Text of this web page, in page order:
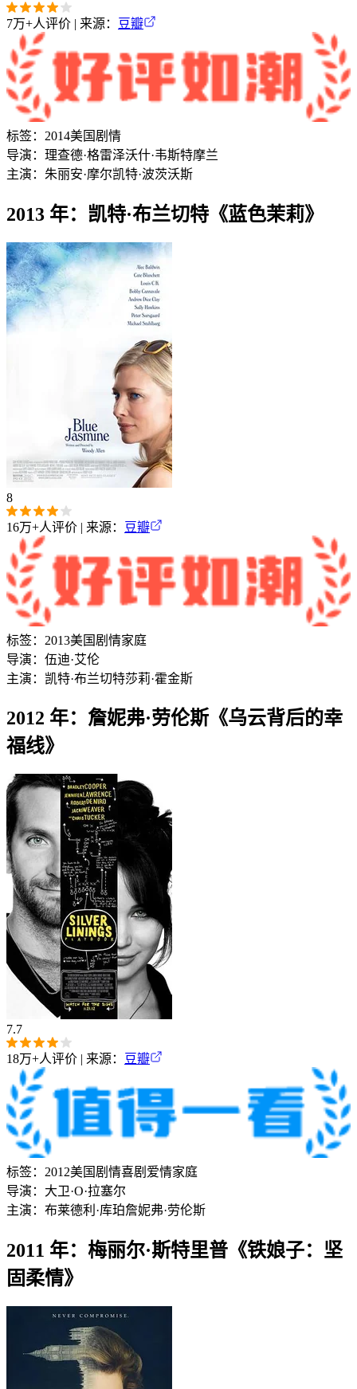
7万+人评价 | 来源： 豆瓣
标签： 2014美国 剧情
导演： 理查德·格雷泽沃什·韦斯特摩兰
主演： 朱丽安·摩尔凯特·波茨沃斯
2013 年：凯特·布兰切特《蓝色茉莉》
8
16万+人评价 | 来源： 豆瓣
标签： 2013美国 剧情家庭
导演： 伍迪·艾伦
主演： 凯特·布兰切特莎莉·霍金斯
2012 年：詹妮弗·劳伦斯《乌云背后的幸
福线》
7.7
18万+人评价 | 来源： 豆瓣
标签： 2012美国剧情喜剧 爱情家庭
导演： 大卫·O·拉塞尔
主演： 布莱德利·库珀詹妮弗·劳伦斯
2011 年：梅丽尔·斯特里普《铁娘子：坚
固柔情》